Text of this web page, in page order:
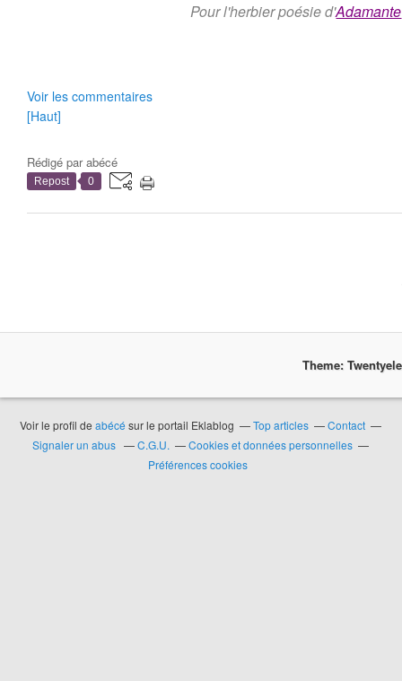
Pour l'herbier poésie d'Adamante
Voir les commentaires
[Haut]
Rédigé parabécé
Repost 0
Theme:
Voir le profil deabécé sur le portail Eklablog Top articles
Contact
Signaler un abus
C.G.U.
Cookies et données personnelles
Préférences cookies